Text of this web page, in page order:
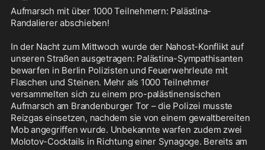
Aufmarsch mit über 1000 Teilnehmern: Palästina-
Randalierer abschieben!
In der Nacht zum Mittwoch wurde der Nahost-Konflikt auf
unseren Straßen ausgetragen: Palästina-Sympathisanten
bewarfen in Berlin Polizisten und Feuerwehrleute mit
Flaschen und Steinen. Mehr als 1000 Teilnehmer
versammelten sich zu einem pro-palästinensischen
Aufmarsch am Brandenburger Tor – die Polizei musste
Reizgas einsetzen, nachdem sie von einem gewaltbereiten
Mob angegriffen wurde. Unbekannte warfen zudem zwei
Molotov-Cocktails in Richtung einer Synagoge. Bereits am